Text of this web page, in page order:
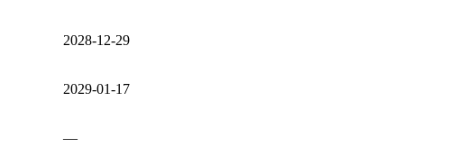
2028‑12‑29
2029‑01‑17
—